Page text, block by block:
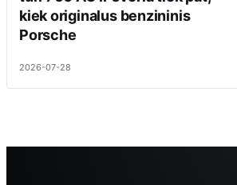
kiek originalus benzininis
Porsche
2026-07-28